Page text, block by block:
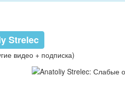
Strelec
видео + подписка)